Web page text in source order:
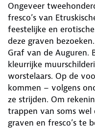
Ongeveer
fresco’s van
feestelijke en
deze graven
Graf van de Auguren.
kleurrijke
worstelaars. Op de
kommen – volgens
ze strijden. Om
trappen van soms
graven en fresco’s te